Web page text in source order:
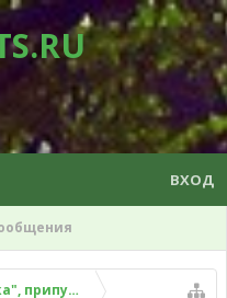
ВХОД
припухлость), липома у